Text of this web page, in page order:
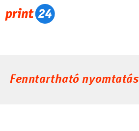
Fenntartható nyomtatás